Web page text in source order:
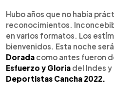
Hubo años que no había
reconocimientos.
en varios formatos. Los
bienvenidos. Esta noche
Dorada como antes fueron
Esfuerzo y Gloria del Indes
Deportistas Cancha 2022.